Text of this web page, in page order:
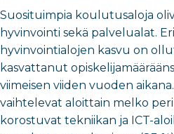
Suosituimpia koulutusaloja
hyvinvointi sekä palvelualat.
hyvinvointialojen kasvu on
kasvattanut
viimeisen viiden vuoden
vaihtelevat aloittain melko
korostuvat tekniikan ja ICT-